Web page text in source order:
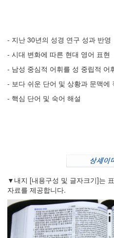
- 지난 30년의 성경 연구 성과 반영
- 시대 변화에 따른 현대 영어 표현
- 남성 중심적 어휘를 성 중립적 어
- 보다 쉬운 단어 및 상황과 문맥에
- 핵심 단어 및 숙어 해설
▼내지 [내용구성 및 글자크기]는
자료를 제공합니다.